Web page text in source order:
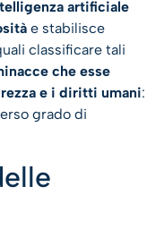
artificiale
e stabilisce
classificare tali
che esse
e i diritti umani:
grado di